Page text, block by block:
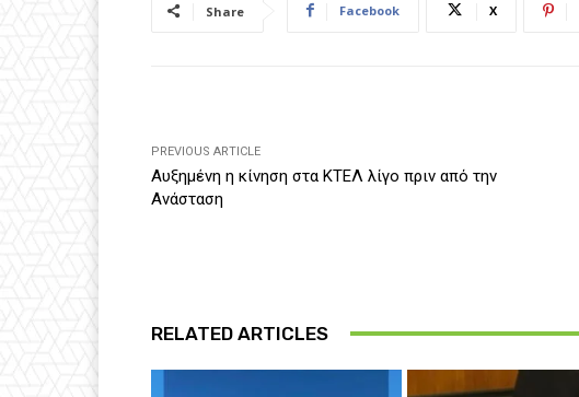
Share Facebook X
PREVIOUS ARTICLE
Αυξημένη η κίνηση στα ΚΤΕΛ λίγο πριν από την
Ανάσταση
RELATED ARTICLES